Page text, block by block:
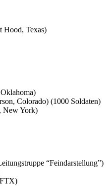
Hood, Texas)
Colorado) (1000 Soldaten)
New York)
“Feindarstellung”)